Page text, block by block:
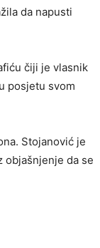
da napusti
čiji je vlasnik
posjetu svom
Stojanović je
objašnjenje da se